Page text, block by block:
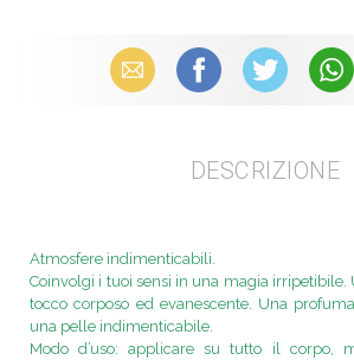
Email Facebook X (Twitter)
DESCRIZIONE
Atmosfere indimenticabili.
Coinvolgi i tuoi sensi in una magia irripetibile.
tocco corposo ed evanescente. Una
una pelle indimenticabile.
Modo d’uso: applicare su tutto il corpo,